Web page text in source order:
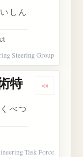
しん
Steering Group
特
べつ
Task Force